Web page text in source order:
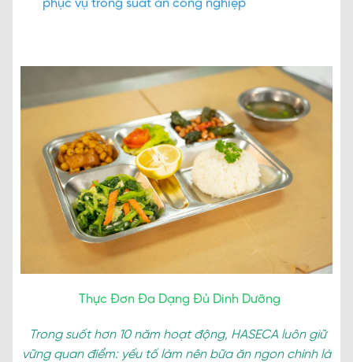
phục vụ trong suất ăn công nghiệp
Thực Đơn Đa Dạng Đủ Dinh Dưỡng
Trong suốt hơn 10 năm hoạt động, HASECA luôn giữ
vững quan điểm: yếu tố làm nên bữa ăn ngon chính là